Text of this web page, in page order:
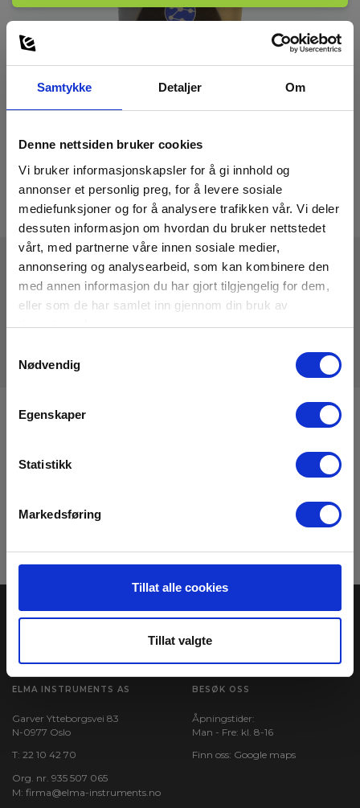
Samtykke Detaljer Om
Denne nettsiden bruker cookies
Vi bruker informasjonskapsler for å gi innhold og
annonser et personlig preg, for å levere sosiale
mediefunksjoner og for å analysere trafikken vår. Vi deler
dessuten informasjon om hvordan du bruker nettstedet
vårt, med partnerne våre innen sosiale medier,
annonsering og analysearbeid, som kan kombinere den
med annen informasjon du har gjort tilgjengelig for dem,
eller som de har samlet inn gjennom din bruk av
tjenestene deres.
Nødvendig
Egenskaper
Statistikk
Markedsføring
Tillat alle cookies
Tillat valgte
Tekniske Data
Registrere deg for nyhetsbrev!
Hold deg oppdatert og få de gode tilbudene på mail
med våre ukentlige nyhetsbrev E-News
abonnementet på nyhetsbrevet via en link i nyhetsmailen.
ELMA INSTRUMENTS AS
Garver Ytteborgsvei 83
N-0977 Oslo
T: 22 10 42 70
Org. nr. 935 507 065
M: firma@elma-instruments.no​
BESØK OSS
Åpningstider:
Man - Fre: kl. 8-16
Finn oss: Google maps